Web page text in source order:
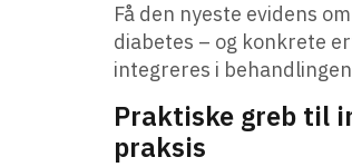
Få den nyeste evidens
diabetes – og konkrete
integreres i
Praktiske greb til
praksis